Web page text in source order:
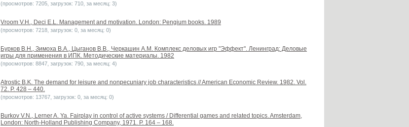
(просмотров: 7205, загрузок: 710, за месяц: 3)
Vroom V.H., Deci E.L. Management and motivation. London: Pengium books. 1989
(просмотров: 7218, загрузок: 0, за месяц: 0)
Бурков B.H., Зимоха В.А., Цыганов В.В., Черкашин А.М. Комплекс деловых игр "Эффект". Ленинград: Деловые
игры для применения в ИПК. Методические материалы. 1982
(просмотров: 8847, загрузок: 790, за месяц: 4)
Atrostic B.K. The demand for leisure and nonpecuniary job characteristics // American Economic Review. 1982. Vol.
72. P. 428 – 440.
(просмотров: 13767, загрузок: 0, за месяц: 0)
Burkov V.N., Lerner A. Ya. Fairplay in control of active systems / Differential games and related topics. Amsterdam,
London: North-Holland Publishing Company, 1971. P. 164 – 168.